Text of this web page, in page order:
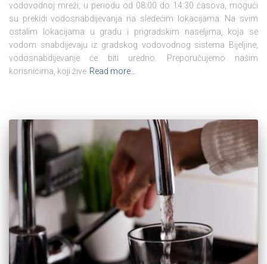
vodovodnoj mreži, u periodu od 08:00 do 14:30 časova, mogući
su prekidi vodosnabdijevanja na sledećim lokacijama: Na svim
ostalim lokacijama u gradu i prigradskim naseljima, koja se
vodom snabdijevaju iz gradskog vodovodnog sistema Bijeljine,
vodosnabdijevanje će biti uredno. Preporučujemo našim
korisnicima, koji žive Read more…